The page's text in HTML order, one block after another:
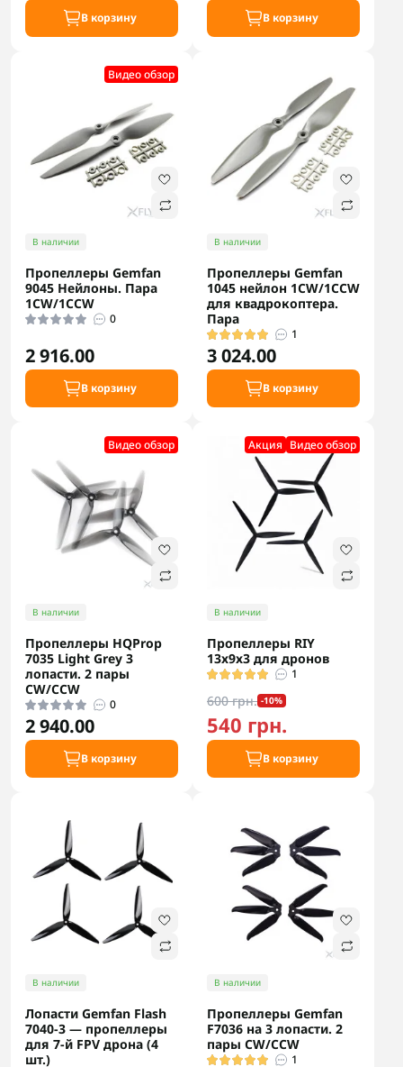
В корзину В корзину
Видео обзор
В наличии
Пропеллеры Gemfan
9045 Нейлоны. Пара
1CW/1CCW
0
2 916.00
В корзину
В наличии
Пропеллеры Gemfan
1045 нейлон 1CW/1CCW
для квадрокоптера.
Пара
1
3 024.00
В корзину
Видео обзор
В наличии
Пропеллеры HQProp
7035 Light Grey 3
лопасти. 2 пары
CW/CCW
0
2 940.00
В корзину
Акция Видео обзор
В наличии
Пропеллеры RIY
13х9х3 для дронов
1
600 грн. -10%
540 грн.
В корзину
В наличии
Лопасти Gemfan Flash
7040-3 — пропеллеры
для 7-й FPV дрона (4
шт.)
В наличии
Пропеллеры Gemfan
F7036 на 3 лопасти. 2
пары CW/CCW
1